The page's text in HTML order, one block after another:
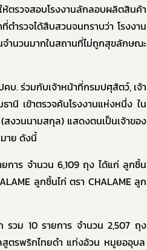
ให้ตรวจสอบโรงงานลักลอบผลิตสินค้า
ตำรวจได้สืบสวนจนทราบว่า โรงงาน
ำนวนมากในสถานที่ไม่ถูกสุขลักษณะ
คบ. ร่วมกับเจ้าหน้าที่กรมปศุสัตว์, เจ้า
นี เข้าตรวจค้นโรงงานแห่งหนึ่ง ใน
งวนนามสกุล) แสดงตนเป็นเจ้าของ
าย ดังนี้
การ จำนวน 6,109ถุง ได้แก่ลูกชิ้น
ลูกชิ้นไก่ ตรา CHALAMEลูก
รวม 10 รายการ จำนวน2,507ถุง
ตรพริกไทยดำ แท่งอ้วน หมูยออุบล